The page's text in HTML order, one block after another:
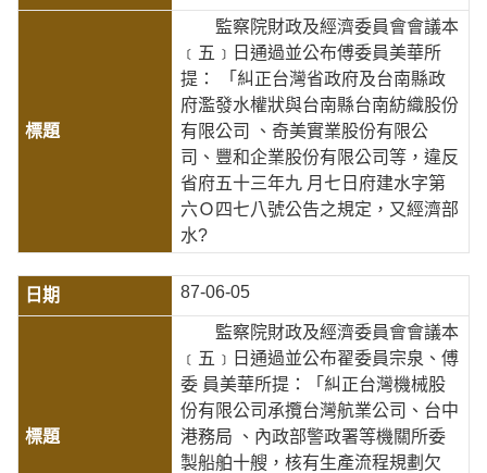
監察院財政及經濟委員會會議本
﹝五﹞日通過並公布傅委員美華所
提： 「糾正台灣省政府及台南縣政
府濫發水權狀與台南縣台南紡織股份
有限公司 、奇美實業股份有限公
司、豐和企業股份有限公司等，違反
省府五十三年九 月七日府建水字第
六Ｏ四七八號公告之規定，又經濟部
水?
87-06-05
監察院財政及經濟委員會會議本
﹝五﹞日通過並公布翟委員宗泉、傅
委 員美華所提：「糾正台灣機械股
份有限公司承攬台灣航業公司、台中
港務局 、內政部警政署等機關所委
製船舶十艘，核有生產流程規劃欠